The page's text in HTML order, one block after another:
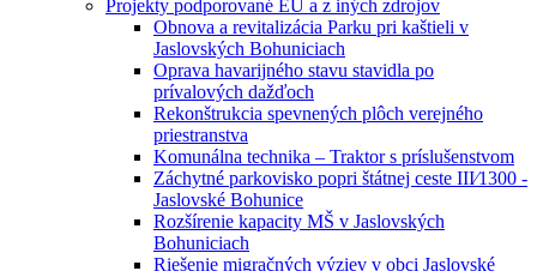
Projekty podporované EÚ a z iných zdrojov
Obnova a revitalizácia Parku pri kaštieli v
Jaslovských Bohuniciach
Oprava havarijného stavu stavidla po
prívalových dažďoch
Rekonštrukcia spevnených plôch verejného
priestranstva
Komunálna technika – Traktor s príslušenstvom
Záchytné parkovisko popri štátnej ceste III⁄1300 -
Jaslovské Bohunice
Rozšírenie kapacity MŠ v Jaslovských
Bohuniciach
Riešenie migračných výziev v obci Jaslovské